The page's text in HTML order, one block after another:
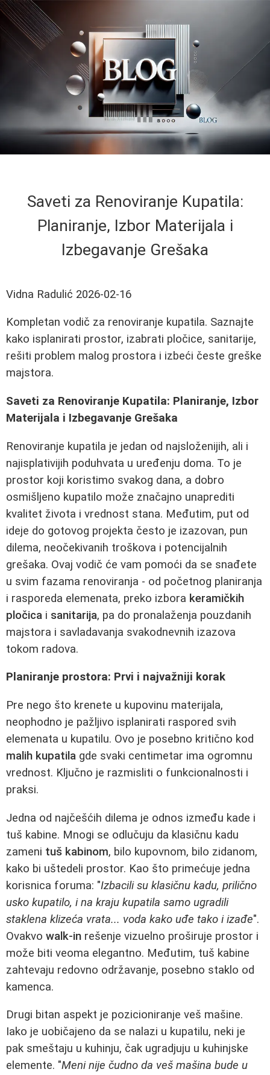
Saveti za Renoviranje Kupatila:
Planiranje, Izbor Materijala i
Izbegavanje Grešaka
Vidna Radulić 2026-02-16
Kompletan vodič za renoviranje kupatila. Saznajte
kako isplanirati prostor, izabrati pločice, sanitarije,
rešiti problem malog prostora i izbeći česte greške
majstora.
Saveti za Renoviranje Kupatila: Planiranje, Izbor
Materijala i Izbegavanje Grešaka
Renoviranje kupatila je jedan od najsloženijih, ali i
najisplativijih poduhvata u uređenju doma. To je
prostor koji koristimo svakog dana, a dobro
osmišljeno kupatilo može značajno unaprediti
kvalitet života i vrednost stana. Međutim, put od
ideje do gotovog projekta često je izazovan, pun
dilema, neočekivanih troškova i potencijalnih
grešaka. Ovaj vodič će vam pomoći da se snađete
u svim fazama renoviranja - od početnog planiranja
i rasporeda elemenata, preko izbora keramičkih
pločica i sanitarija, pa do pronalaženja pouzdanih
majstora i savladavanja svakodnevnih izazova
tokom radova.
Planiranje prostora: Prvi i najvažniji korak
Pre nego što krenete u kupovinu materijala,
neophodno je pažljivo isplanirati raspored svih
elemenata u kupatilu. Ovo je posebno kritično kod
malih kupatila gde svaki centimetar ima ogromnu
vrednost. Ključno je razmisliti o funkcionalnosti i
praksi.
Jedna od najčešćih dilema je odnos između kade i
tuš kabine. Mnogi se odlučuju da klasičnu kadu
zameni tuš kabinom, bilo kupovnom, bilo zidanom,
kako bi uštedeli prostor. Kao što primećuje jedna
korisnica foruma: "Izbacili su klasičnu kadu, prilično
usko kupatilo, i na kraju kupatila samo ugradili
staklena klizeća vrata... voda kako uđe tako i izađe".
Ovakvo walk-in rešenje vizuelno proširuje prostor i
može biti veoma elegantno. Međutim, tuš kabine
zahtevaju redovno održavanje, posebno staklo od
kamenca.
Drugi bitan aspekt je pozicioniranje veš mašine.
Iako je uobičajeno da se nalazi u kupatilu, neki je
pak smeštaju u kuhinju, čak ugradjuju u kuhinjske
elemente. "Meni nije čudno da veš mašina bude u